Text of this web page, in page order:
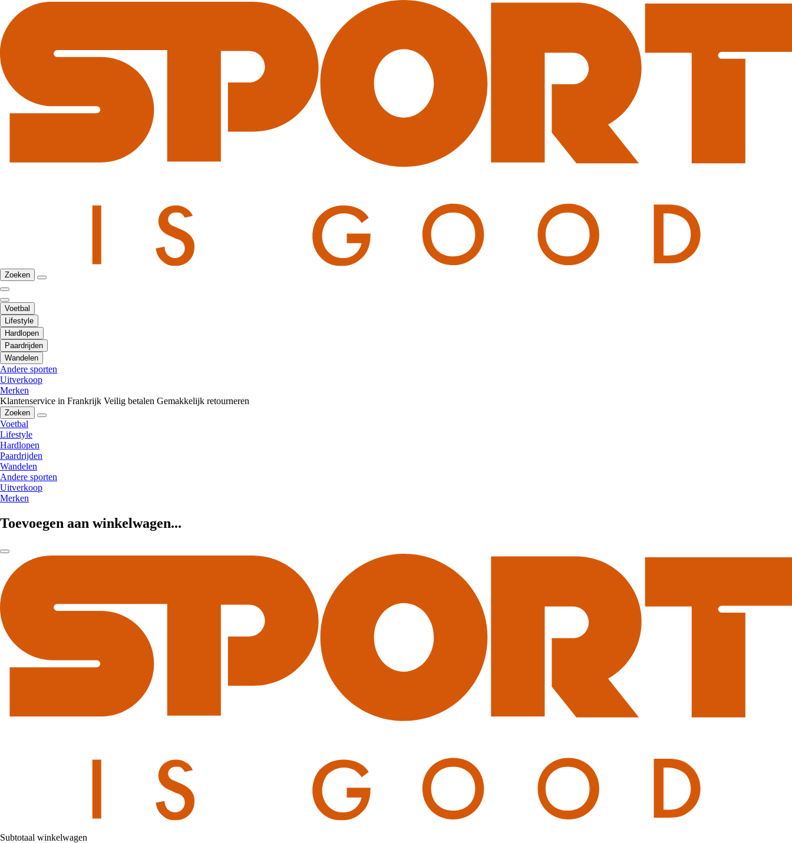
Zoeken
Voetbal
Lifestyle
Hardlopen
Paardrijden
Wandelen
Andere sporten
Uitverkoop
Merken
Klantenservice in Frankrijk Veilig betalen Gemakkelijk retourneren
Zoeken
Voetbal
Lifestyle
Hardlopen
Paardrijden
Wandelen
Andere sporten
Uitverkoop
Merken
Toevoegen aan winkelwagen...
Subtotaal winkelwagen